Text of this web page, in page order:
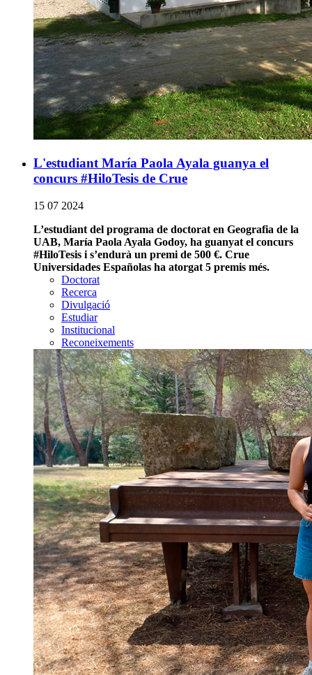
L'estudiant María Paola Ayala guanya el
concurs #HiloTesis de Crue
15 07 2024
L’estudiant del programa de doctorat en Geografia de la
UAB, María Paola Ayala Godoy, ha guanyat el concurs
#HiloTesis i s’endurà un premi de 500 €. Crue
Universidades Españolas ha atorgat 5 premis més.
Doctorat
Recerca
Divulgació
Estudiar
Institucional
Reconeixements